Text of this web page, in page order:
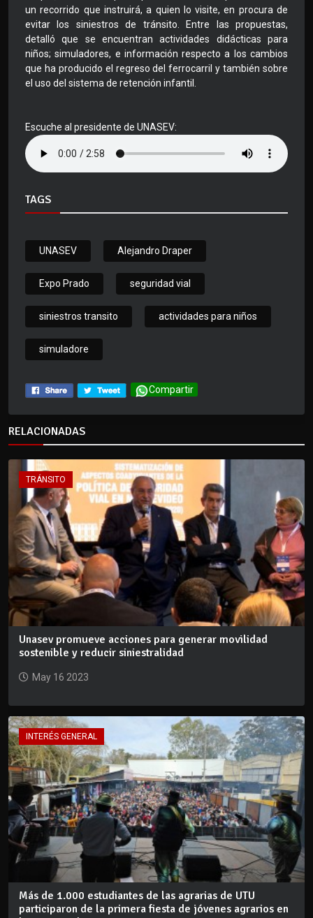
un recorrido que instruirá, a quien lo visite, en procura de
evitar los siniestros de tránsito. Entre las propuestas,
detalló que se encuentran actividades didácticas para
niños; simuladores, e información respecto a los cambios
que ha producido el regreso del ferrocarril y también sobre
el uso del sistema de retención infantil.
Escuche al presidente de UNASEV:
TAGS
UNASEV Alejandro Draper
Expo Prado seguridad vial
siniestros transito actividades para niños
simuladore
Compartir
RELACIONADAS
TRÁNSITO
Unasev promueve acciones para generar movilidad
sostenible y reducir siniestralidad
May 16 2023
INTERÉS GENERAL
Más de 1.000 estudiantes de las agrarias de UTU
participaron de la primera fiesta de jóvenes agrarios en